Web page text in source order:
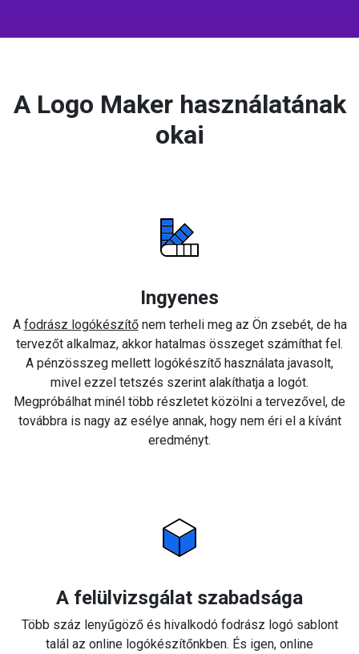
A Logo Maker használatának
okai
Ingyenes
A fodrász logókészítőnem terheli meg az Ön zsebét, de ha
tervezőt alkalmaz, akkor hatalmas összeget számíthat fel.
A pénzösszeg mellett logókészítő használata javasolt,
mivel ezzel tetszés szerint alakíthatja a logót.
Megpróbálhat minél több részletet közölni a tervezővel, de
továbbra is nagy az esélye annak, hogy nem éri el a kívánt
eredményt.
A felülvizsgálat szabadsága
Több száz lenyűgöző és hivalkodó fodrász logó sablont
talál az online logókészítőnkben. És igen, online